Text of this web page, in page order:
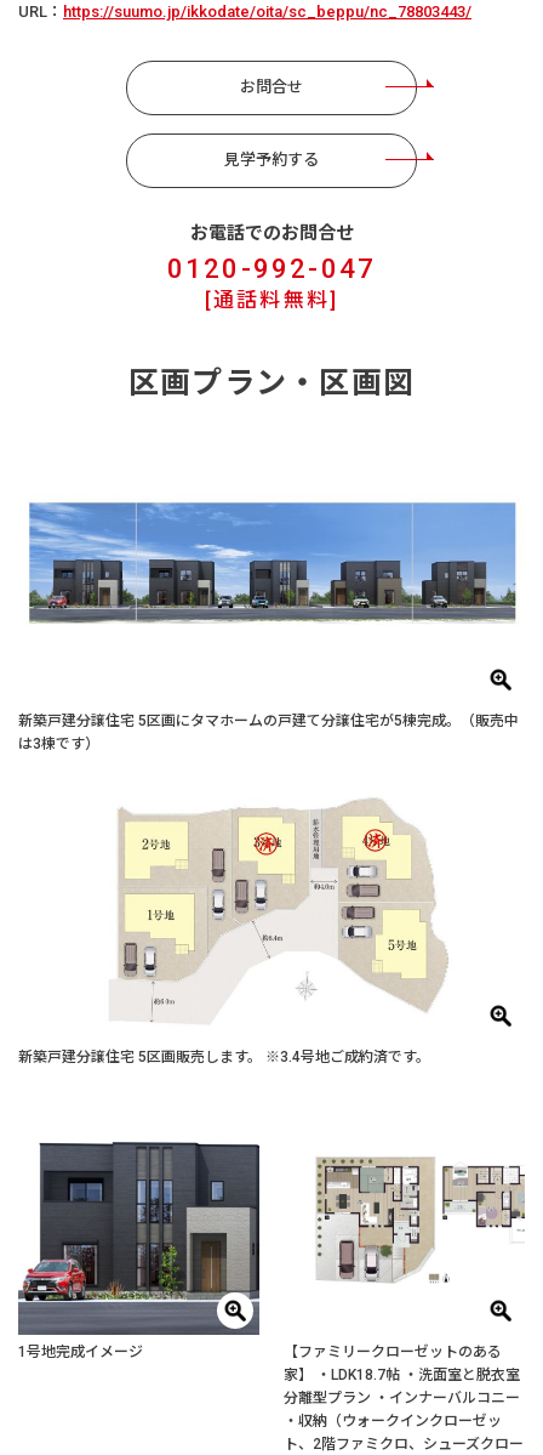
URL： https://suumo.jp/ikkodate/oita/sc_beppu/nc_78803443/
お問合せ
見学予約する
お電話でのお問合せ
0120-992-047
[通話料無料]
区画プラン・区画図
新築戸建分譲住宅 5区画にタマホームの戸建て分譲住宅が5棟完成。（販売中
は3棟です）
新築戸建分譲住宅 5区画販売します。 ※3.4号地ご成約済です。
1号地完成イメージ
【ファミリークローゼットのある
家】 ・LDK18.7帖 ・洗面室と脱衣室
分離型プラン ・インナーバルコニー
・収納（ウォークインクローゼッ
ト、2階ファミクロ、シューズクロー